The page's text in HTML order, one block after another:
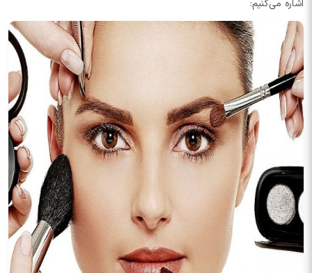
اشاره می‌کنیم: